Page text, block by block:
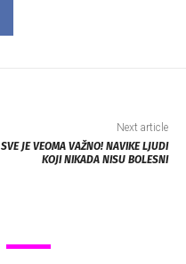
Next article
SVE JE VEOMA VAŽNO! NAVIKE LJUDI
KOJI NIKADA NISU BOLESNI